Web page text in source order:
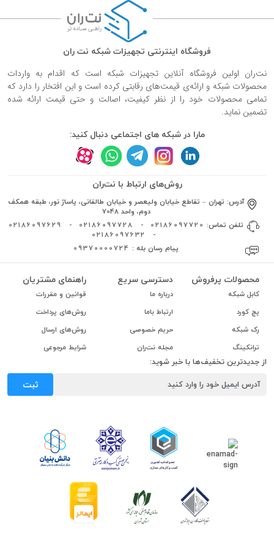
فروشگاه اینترنتی تجهیزات شبکه نت ران
نت‌ران اولین فروشگاه آنلاین تجهیزات شبکه است که اقدام به واردات
محصولات شبکه و ارائه‌ی قیمت‌های رقابتی کرده است و این افتخار را دارد که
تمامی محصولات خود را از نظر کیفیت، اصالت و حتی قیمت ارائه شده
تضمین نماید.
مارا در شبکه های اجتماعی دنبال کنید:
روش‌های ارتباط با نت‌ران
آدرس:تهران – تقاطع خیابان ولیعصر و خیابان طالقانی، پاساژ نور، طبقه همکف
دوم، واحد 7048
تلفن تماس:02186097720
02186097728
02186097629
02186097632
پیام رسان بله : 09370000724
محصولات پرفروش
کابل شبکه
پچ کورد
رک شبکه
ترانکینگ
دسترسی سریع
درباره ما
ارتباط باما
حریم خصوصی
مجله نت‌ران
راهنمای مشتریان
قوانین و مقررات
روش‌های پرداخت
روش‌های ارسال
شرایط مرجوعی
از جدیدترین تخفیف‌ها با خبر شوید:
ثبت